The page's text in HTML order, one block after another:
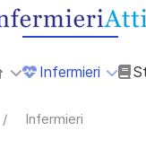
Infermieri
Infermieri